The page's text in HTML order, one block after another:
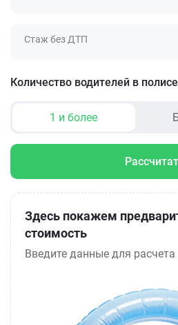
Стаж без ДТП
Количество водителей в полисе
1 и более
Здесь покажем
стоимость
Введите данные для расчета